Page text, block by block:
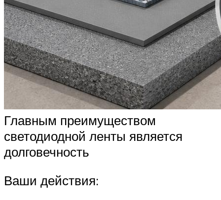
Главным преимуществом
светодиодной ленты является
долговечность
Ваши действия: